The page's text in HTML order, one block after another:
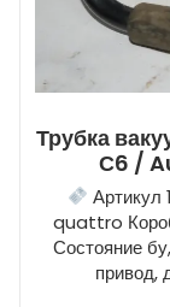
Трубка
С6 /
Артикул
quattro
Состояние
привод,